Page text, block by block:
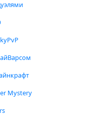
Mystery